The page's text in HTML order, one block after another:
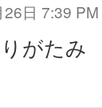
日 7:39 PM
がたみ